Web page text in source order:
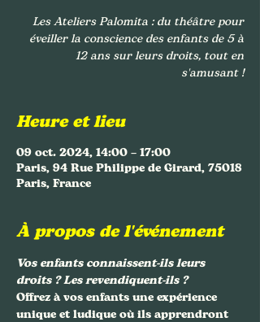
Les Ateliers Palomita : du théâtre pour
éveiller la conscience des enfants de 5 à
12 ans sur leurs droits, tout en
s'amusant !
Heure et lieu
09 oct. 2024, 14:00 – 17:00
Paris, 94 Rue Philippe de Girard, 75018
Paris, France
À propos de l'événement
Vos enfants connaissent-ils leurs
droits ? Les revendiquent-ils ?
Offrez à vos enfants une expérience
unique et ludique où ils apprendront